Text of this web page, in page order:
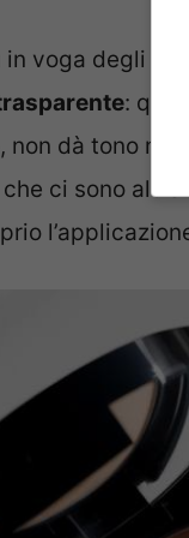
voga degli
:
dà tono ma
ci sono